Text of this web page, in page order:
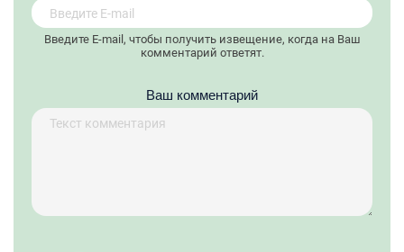
Введите E-mail, чтобы получить извещение, когда на Ваш
комментарий ответят.
Ваш комментарий